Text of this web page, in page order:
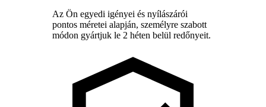
Az Ön egyedi igényei és nyílászárói
pontos méretei alapján, személyre szabott
módon gyártjuk le 2 héten belül redőnyeit.